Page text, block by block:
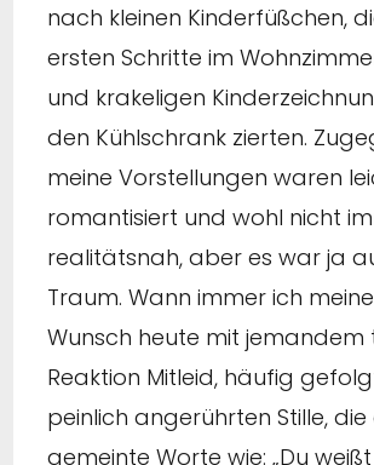
nach kleinen Kinderfüßchen,
ersten Schritte im
und krakeligen
den Kühlschrank zierten.
meine Vorstellungen waren
romantisiert und wohl nicht
realitätsnah, aber es war ja
Traum. Wann immer ich
Wunsch heute mit jemandem
Reaktion Mitleid, häufig
peinlich angerührten Stille,
gemeinte Worte wie: „Du